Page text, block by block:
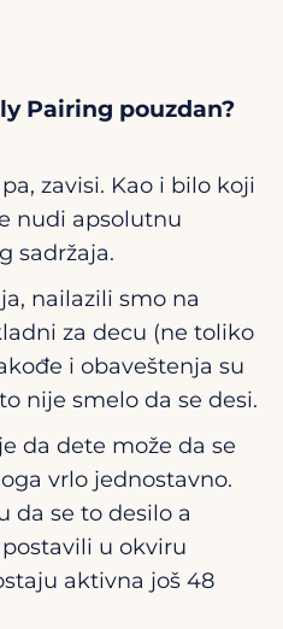
Pairing pouzdan?
zavisi. Kao i bilo koji
nudi apsolutnu
sadržaja.
nailazili smo na
za decu (ne toliko
i obaveštenja su
nije smelo da se desi.
da dete može da se
vrlo jednostavno.
da se to desilo a
u okviru
aktivna još 48